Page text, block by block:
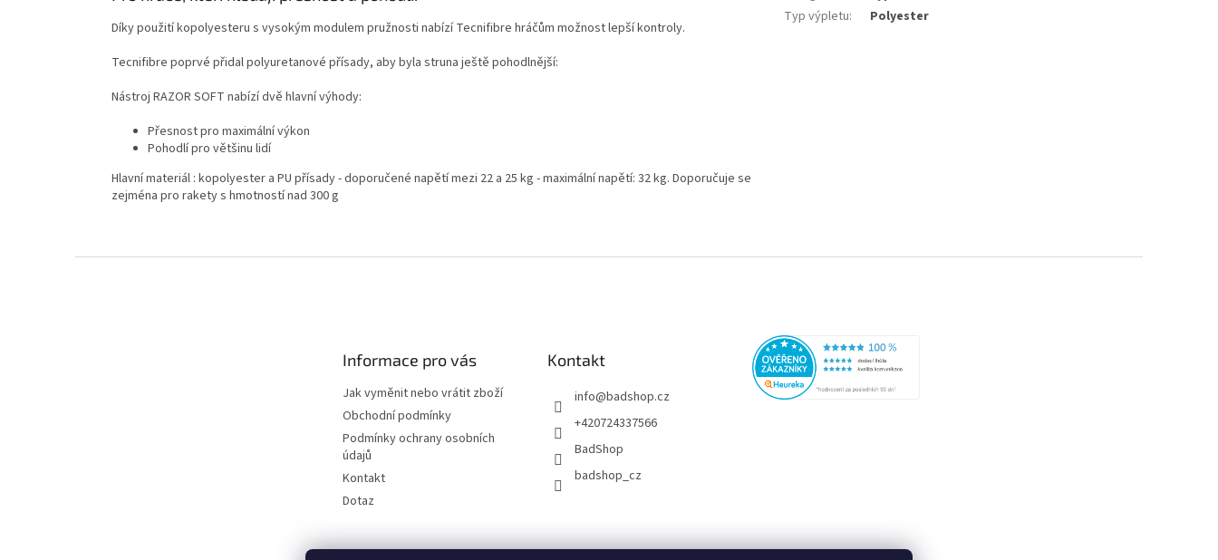
Díky použití kopolyesteru s vysokým modulem pružnosti nabízí Tecnifibre hráčům možnost lepší kontroly.
Tecnifibre poprvé přidal polyuretanové přísady, aby byla struna ještě pohodlnější:
Nástroj RAZOR SOFT nabízí dvě hlavní výhody:
Přesnost pro maximální výkon
Pohodlí pro většinu lidí
Hlavní materiál : kopolyester a PU přísady - doporučené napětí mezi 22 a 25 kg - maximální napětí: 32 kg. Doporučuje se
zejména pro rakety s hmotností nad 300 g
Typ výpletu: Polyester
Informace pro vás
Jak vyměnit nebo vrátit zboží
Obchodní podmínky
Podmínky ochrany osobních
údajů
Kontakt
Dotaz
Kontakt
info@badshop.cz
+420724337566
BadShop
badshop_cz